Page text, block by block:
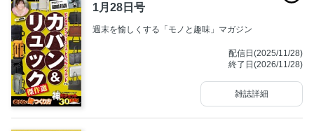
1月28日号
週末を愉しくする「モノと趣味」マガジン
配信日(2025/11/28)
終了日(2026/11/28)
雑誌詳細